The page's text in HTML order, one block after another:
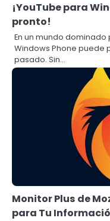
¡YouTube para
pronto!
En un mundo dominado
Windows Phone puede
pasado. Sin…
Monitor Plus de
para Tu